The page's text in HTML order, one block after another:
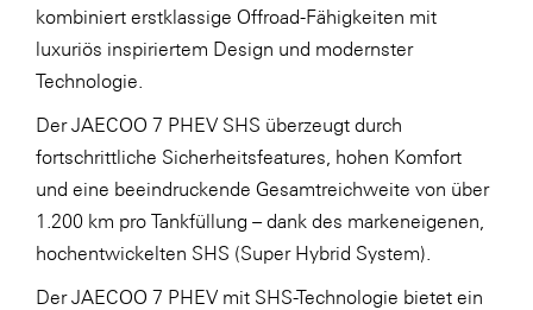
kombiniert erstklassige Offroad-Fähigkeiten mit
luxuriös inspiriertem Design und modernster
Technologie.
Der JAECOO 7 PHEV SHS überzeugt durch
fortschrittliche Sicherheitsfeatures, hohen Komfort
und eine beeindruckende Gesamtreichweite von über
1.200 km pro Tankfüllung – dank des markeneigenen,
hochentwickelten SHS (Super Hybrid System).
Der JAECOO 7 PHEV mit SHS-Technologie bietet ein